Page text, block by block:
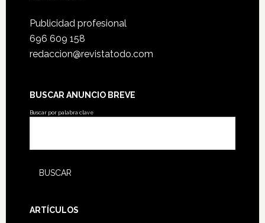
Publicidad profesional
696 609 158
redaccion@revistatodo.com
BUSCAR ANUNCIO BREVE
Buscar por palabra clave
ARTÍCULOS